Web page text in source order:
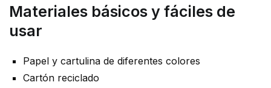
Materiales básicos y fáciles de
usar
Papel y cartulina de diferentes colores
Cartón reciclado